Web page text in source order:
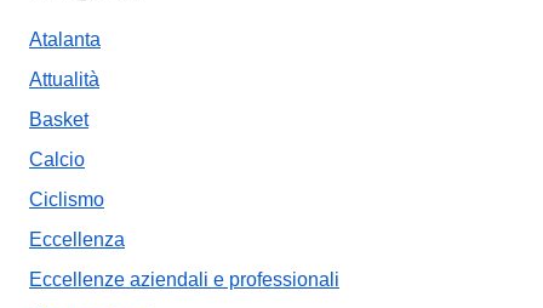
Atalanta
Attualità
Basket
Calcio
Ciclismo
Eccellenza
Eccellenze aziendali e professionali